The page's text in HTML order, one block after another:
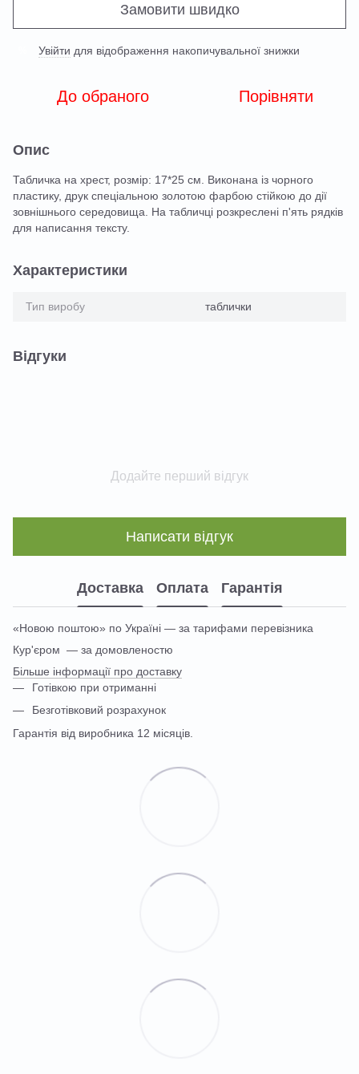
Замовити швидко
Увійти для відображення накопичувальної знижки
До обраного Порівняти
Опис
Табличка на хрест, розмір: 17*25 см. Виконана із чорного
пластику, друк спеціальною золотою фарбою стійкою до дії
зовнішнього середовища. На табличці розкреслені п'ять рядків
для написання тексту.
Характеристики
Тип виробу таблички
Відгуки
Додайте перший відгук
Написати відгук
Доставка Оплата Гарантія
«Новою поштою» по Україні — за тарифами перевізника
Кур'єром — за домовленостю
Більше інформації про доставку
Готівкою при отриманні
Безготівковий розрахунок
Гарантія від виробника 12 місяців.